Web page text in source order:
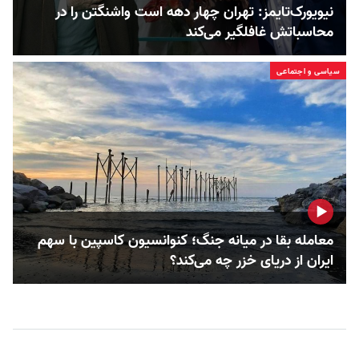
نیویورک‌تایمز: تهران چهار دهه است واشنگتن را در
محاسباتش غافلگیر می‌کند
سیاسی و اجتماعی
معامله بقا در میانه جنگ؛ کنوانسیون کاسپین با سهم
ایران از دریای خزر چه می‌کند؟